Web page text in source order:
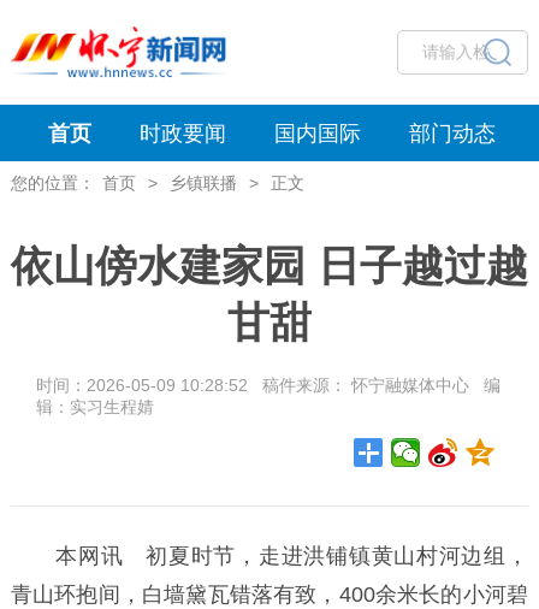
首页 时政要闻 国内国际 部门动态
您的位置： 首页 > 乡镇联播 > 正文
依山傍水建家园 日子越过越
甘甜
时间：2026-05-09 10:28:52 稿件来源： 怀宁融媒体中心 编
辑：实习生程婧
本网讯 初夏时节，走进洪铺镇黄山村河边组，
青山环抱间，白墙黛瓦错落有致，400余米长的小河碧